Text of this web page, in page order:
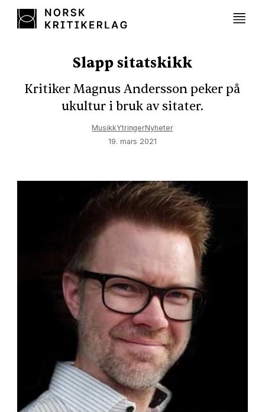
Slapp sitatskikk
Kritiker Magnus Andersson peker på
ukultur i bruk av sitater.
MusikkYtringerNyheter
19. mars 2021